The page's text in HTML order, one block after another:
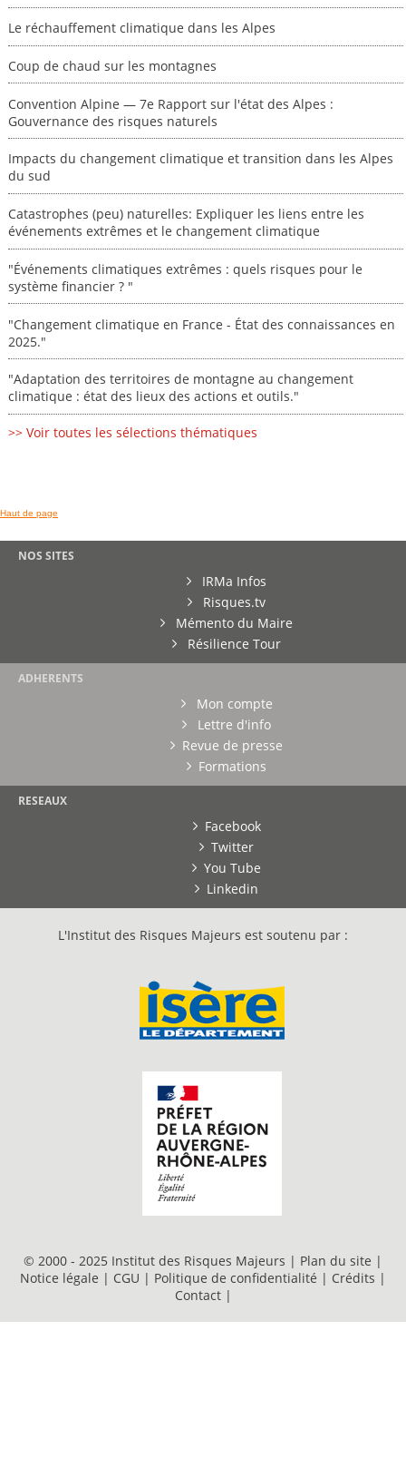
Le réchauffement climatique dans les Alpes
Coup de chaud sur les montagnes
Convention Alpine — 7e Rapport sur l'état des Alpes :
Gouvernance des risques naturels
Impacts du changement climatique et transition dans les Alpes
du sud
Catastrophes (peu) naturelles: Expliquer les liens entre les
événements extrêmes et le changement climatique
"Événements climatiques extrêmes : quels risques pour le
système financier ? "
"Changement climatique en France - État des connaissances en
2025."
"Adaptation des territoires de montagne au changement
climatique : état des lieux des actions et outils."
>> Voir toutes les sélections thématiques
Haut de page
NOS SITES
IRMa Infos
Risques.tv
Mémento du Maire
Résilience Tour
ADHERENTS
Mon compte
Lettre d'info
Revue de presse
Formations
RESEAUX
Facebook
Twitter
You Tube
Linkedin
L'Institut des Risques Majeurs est soutenu par :
© 2000 - 2025 Institut des Risques Majeurs | Plan du site |
Notice légale | CGU | Politique de confidentialité | Crédits |
Contact |